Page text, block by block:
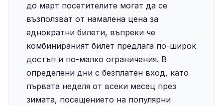
до март посетителите могат да се
възползват от намалена цена за
еднократни билети, въпреки че
комбинираният билет предлага по-широк
достъп и по-малко ограничения. В
определени дни с безплатен вход, като
първата неделя от всеки месец през
зимата, посещението на популярни